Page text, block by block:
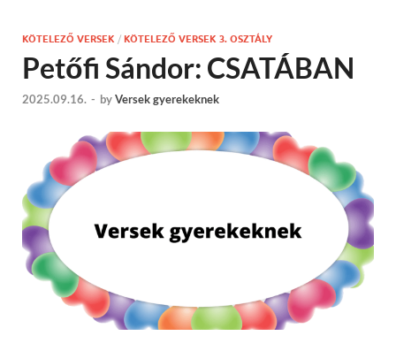
KÖTELEZŐ VERSEK / KÖTELEZŐ VERSEK 3. OSZTÁLY
Petőfi Sándor: CSATÁBAN
2025.09.16. - byVersek gyerekeknek